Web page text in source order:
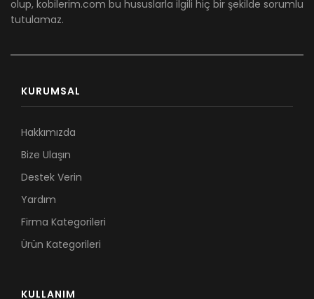
olup, kobilerim.com bu hususlarla ilgili hiç bir şekilde sorumlu
tutulamaz.
KURUMSAL
Hakkımızda
Bize Ulaşın
Destek Verin
Yardım
Firma Kategorileri
Ürün Kategorileri
KULLANIM